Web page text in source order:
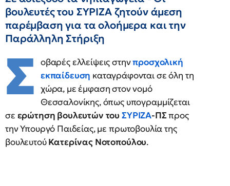
βουλευτές του ΣΥΡΙΖΑ ζητούν άμεση
παρέμβαση για τα ολοήμερα και την
Παράλληλη Στήριξη
Σ οβαρές ελλείψεις στηνπροσχολική
εκπαίδευση καταγράφονται σε όλη τη
χώρα, με έμφαση στον νομό
Θεσσαλονίκης, όπως υπογραμμίζεται
σε ερώτηση βουλευτών τουΣΥΡΙΖΑ-ΠΣπρος
την Υπουργό Παιδείας, με πρωτοβουλία της
βουλευτούΚατερίνας Νοτοπούλου.